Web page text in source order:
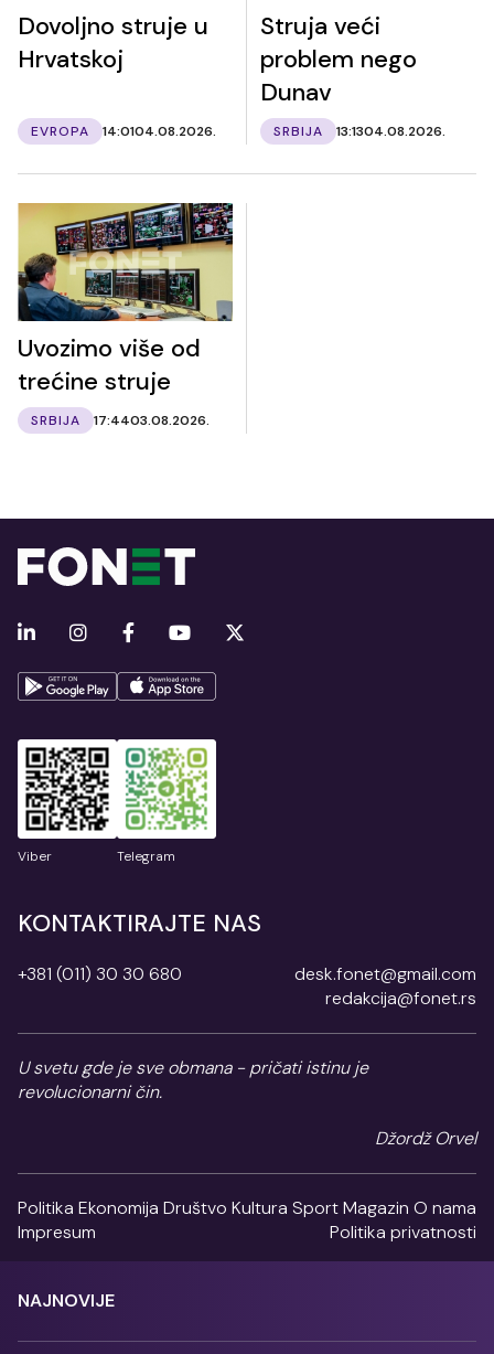
Dovoljno struje u
Hrvatskoj
EVROPA 14:0104.08.2026.
Struja veći
problem nego
Dunav
SRBIJA 13:1304.08.2026.
Uvozimo više od
trećine struje
SRBIJA 17:4403.08.2026.
Viber Telegram
KONTAKTIRAJTE NAS
+381 (011) 30 30 680
desk.fonet@gmail.com
redakcija@fonet.rs
U svetu gde je sve obmana - pričati istinu je
revolucionarni čin.
Džordž Orvel
Politika Ekonomija Društvo Kultura SportMagazin O nama
Impresum
Politika privatnosti
NAJNOVIJE